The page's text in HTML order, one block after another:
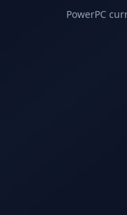
PowerPC